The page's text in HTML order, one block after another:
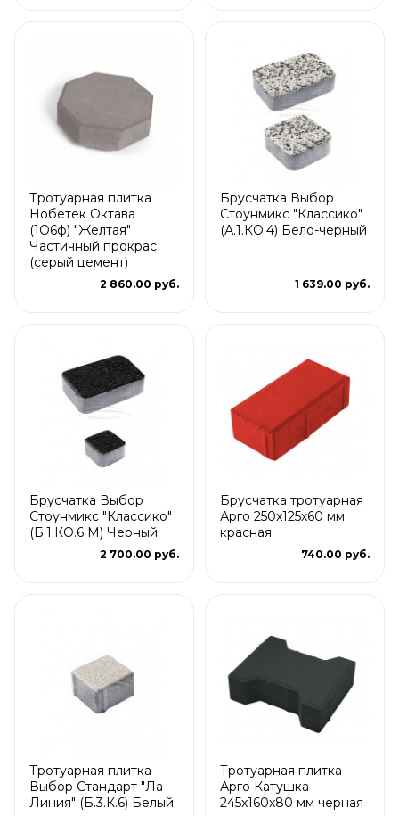
Тротуарная плитка
Нобетек Октава
(1О6ф) "Желтая"
Частичный прокрас
(серый цемент)
2 860.00 руб.
Брусчатка Выбор
Стоунмикс "Классико"
(А.1.КО.4) Бело-черный
1 639.00 руб.
Брусчатка Выбор
Стоунмикс "Классико"
(Б.1.КО.6 М) Черный
2 700.00 руб.
Брусчатка тротуарная
Арго 250x125x60 мм
красная
740.00 руб.
Тротуарная плитка
Выбор Стандарт "Ла-
Линия" (Б.3.К.6) Белый
Тротуарная плитка
Арго Катушка
245x160x80 мм черная